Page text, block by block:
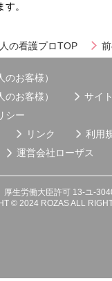
。
の看護プロTOP
お客様）
お客様）
サイ
シー
リンク
利用
運営会社ローザス
厚生労働大臣許可 13-ユ-
© 2024 ROZAS ALL